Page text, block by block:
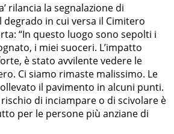
rilancia la segnalazione di
degrado in cui versa il Cimitero
“In questo luogo sono sepolti i
i miei suoceri. L’impatto
è stato avvilente vedere le
Ci siamo rimaste malissimo. Le
il pavimento in alcuni punti.
di inciampare o di scivolare è
per le persone più anziane di